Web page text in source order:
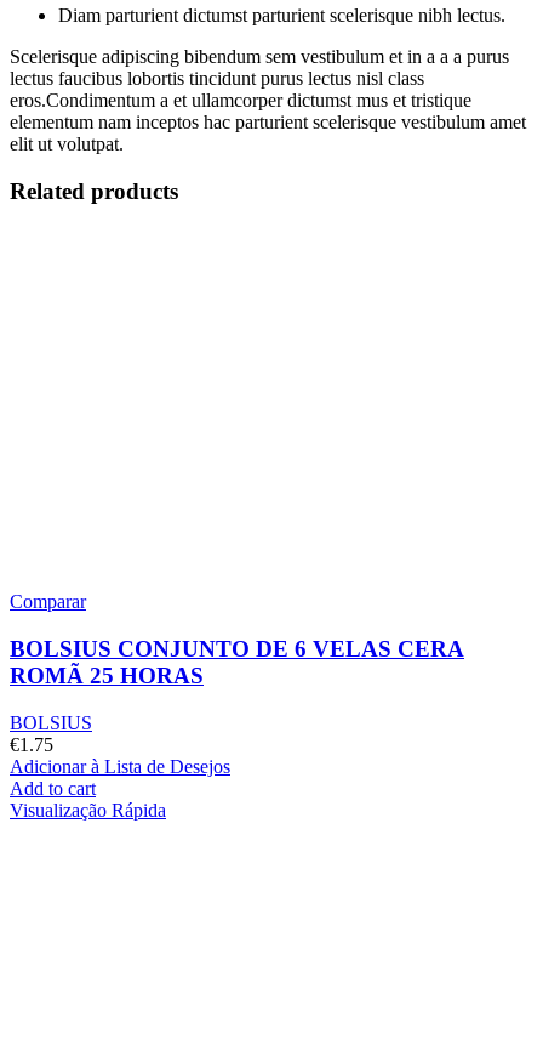
Diam parturient dictumst parturient scelerisque nibh lectus.
Scelerisque adipiscing bibendum sem vestibulum et in a a a purus
lectus faucibus lobortis tincidunt purus lectus nisl class
eros.Condimentum a et ullamcorper dictumst mus et tristique
elementum nam inceptos hac parturient scelerisque vestibulum amet
elit ut volutpat.
Related products
Comparar
BOLSIUS CONJUNTO DE 6 VELAS CERA
ROMÃ 25 HORAS
BOLSIUS
€1.75
Adicionar à Lista de Desejos
Add to cart
Visualização Rápida